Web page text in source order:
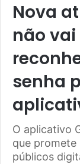
Nova
não
senha
O aplicativo
que promete
públicos